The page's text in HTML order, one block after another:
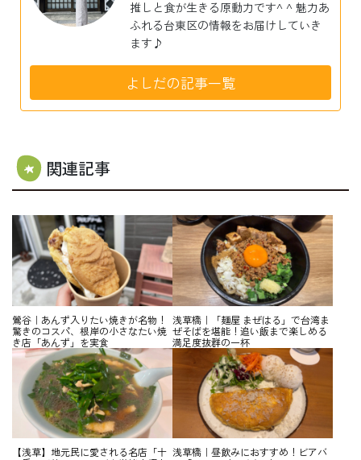
推しと食が生きる原動力です^ ^ 魅力あ
ふれる台東区の情報をお届けしていき
ます♪
よしだの記事一覧
関連記事
鶯谷｜あんず入りたい焼きが名物！
驚きのコスパ、根岸の小さなたい焼
き店「あんず」を実食
浅草橋｜「麺屋 まぜはる」で台湾ま
ぜそばを堪能！追い飯まで楽しめる
満足度抜群の一杯
【浅草】地元民に愛される名店「十 浅草橋｜昼飲みにおすすめ！ビアバ